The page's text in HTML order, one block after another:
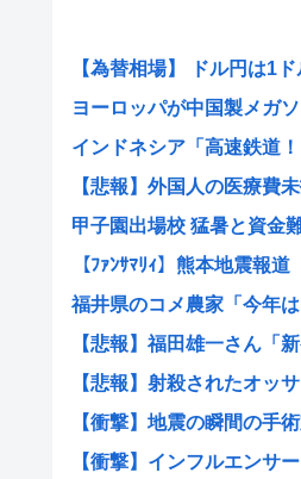
【為替相場】 ドル円は1
ヨーロッパが中国製メガ
インドネシア「高速鉄道
【悲報】外国人の医療費
甲子園出場校 猛暑と資金
【ﾌｧﾝｻﾏﾘｨ】熊本地震報
福井県のコメ農家「今年
【悲報】福田雄一さん「
【悲報】射殺されたオッ
【衝撃】地震の瞬間の手
【衝撃】インフルエンサ